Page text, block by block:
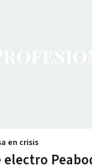
electro
en crisis